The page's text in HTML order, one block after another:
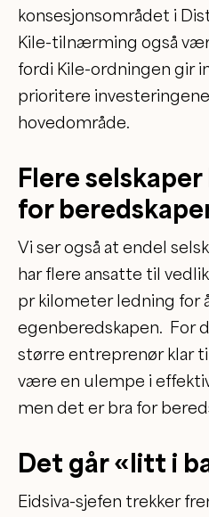
konsesjonsområdet i
Kile-tilnærming også
fordi Kile-ordningen gir
prioritere
hovedområde.
Flere
for
Vi ser også at endel
har flere ansatte til
pr kilometer ledning for
egenberedskapen. For
større entreprenør klar
være en ulempe i
men det er bra for
Det går «litt i
Eidsiva-sjefen trekker